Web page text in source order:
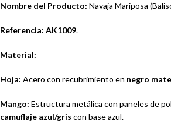
Nombre del Producto: Navaja Mariposa
Referencia: AK1009.
Material:
Hoja: Acero con recubrimiento en negro mate
Mango: Estructura metálica con paneles de
camuflaje azul/gris con base azul.